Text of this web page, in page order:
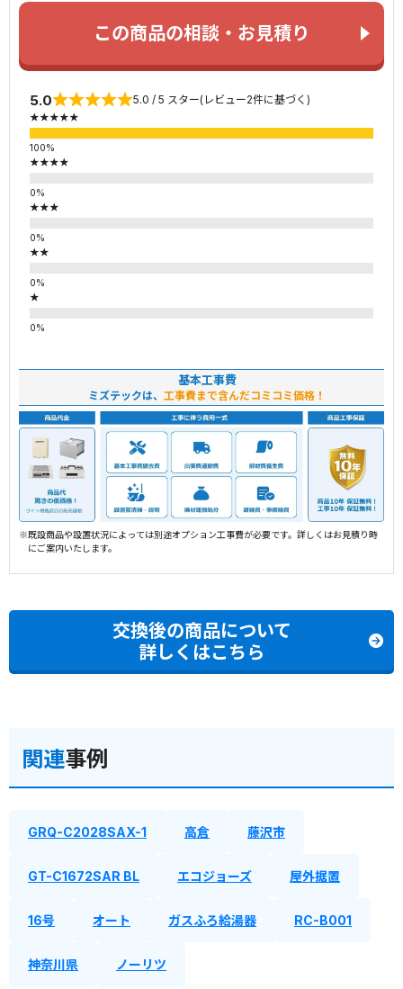
この商品の相談・お見積り
5.0 5.0 / 5 スター(レビュー2件に基づく)
★★★★★
★★★★
★★★
★★
★
基本工事費
ミズテックは、 工事費まで含んだコミコミ価格！
※既設商品や設置状況によっては別途オプション工事費が必要です。詳しくはお見積り時
にご案内いたします。
交換後の商品について
詳しくはこちら
関連事例
GRQ-C2028SAX-1 高倉 藤沢市
GT-C1672SAR BL エコジョーズ 屋外据置
16号 オート ガスふろ給湯器 RC-B001
神奈川県 ノーリツ